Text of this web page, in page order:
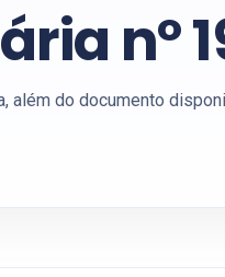
nº
do documento